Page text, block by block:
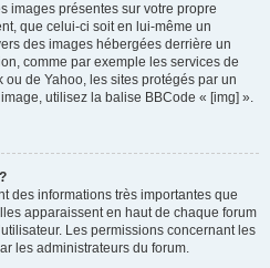
images présentes sur votre propre
que celui-ci soit en lui-même un
des images hébergées derrière un
comme par exemple les services de
de Yahoo, les sites protégés par un
utilisez la balise BBCode « [img] ».
des informations très importantes que
apparaissent en haut de chaque forum
Les permissions concernant les
les administrateurs du forum.